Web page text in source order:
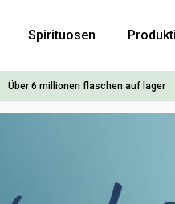
Spirituosen
Über 6 millionen flaschen auf lager